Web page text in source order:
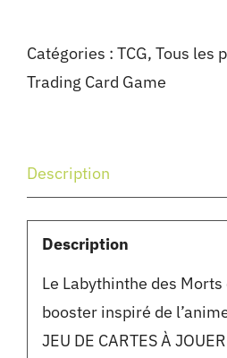
Catégories : TCG, Tous les
Trading Card Game
Description
Description
Le Labythinthe des
booster inspiré de
JEU DE CARTES À